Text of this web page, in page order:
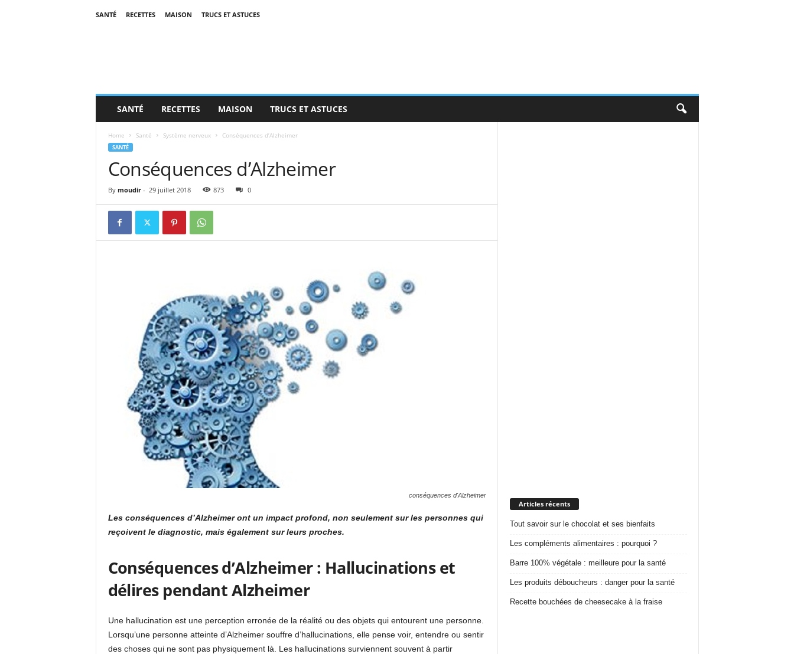
SANTÉ RECETTES MAISON TRUCS ET ASTUCES
SANTÉ RECETTES MAISON TRUCS ET ASTUCES
Home Santé Système nerveux Conséquences d’Alzheimer
SANTÉ
Conséquences d’Alzheimer
By moudir- 29 juillet 2018 873 0
conséquences d'Alzheimer
Les conséquences d’Alzheimer ont un impact profond, non seulement sur les personnes qui
reçoivent le diagnostic, mais également sur leurs proches.
Conséquences d’Alzheimer : Hallucinations et
délires pendant Alzheimer
Une hallucination est une perception erronée de la réalité ou des objets qui entourent une personne.
Lorsqu’une personne atteinte d’Alzheimer souffre d’hallucinations, elle pense voir, entendre ou sentir
des choses qui ne sont pas physiquement là. Les hallucinations surviennent souvent à partir
Articles récents
Tout savoir sur le chocolat et ses bienfaits
Les compléments alimentaires : pourquoi ?
Barre 100% végétale : meilleure pour la santé
Les produits déboucheurs : danger pour la santé
Recette bouchées de cheesecake à la fraise